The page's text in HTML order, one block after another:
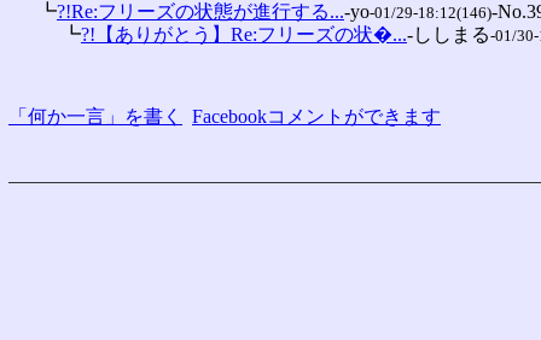
┗?!Re:フリーズの状態が進行する...-yo-01/29-18:12(146)-
┗?!【ありがとう】Re:フリーズの状�...-ししまる-01/
「何か一言」を書く Facebookコメントができます